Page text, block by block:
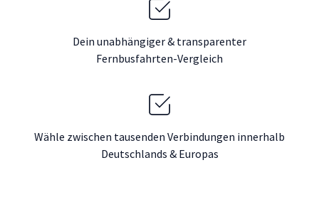
Dein unabhängiger & transparenter
Fernbusfahrten-Vergleich
Wähle zwischen tausenden Verbindungen innerhalb
Deutschlands & Europas